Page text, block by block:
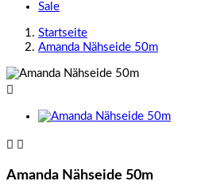
Sale
Startseite
Amanda Nähseide 50m

 
Amanda Nähseide 50m